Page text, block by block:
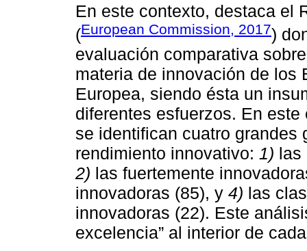
En este contexto, destaca el
(European Commission, 2017)
evaluación comparativa
materia de innovación de los
Europea, siendo ésta un
diferentes esfuerzos. En
se identifican cuatro grandes
rendimiento innovativo: 1) las
2) las fuertemente
innovadoras (85), y 4) las
innovadoras (22). Este
excelencia” al interior de